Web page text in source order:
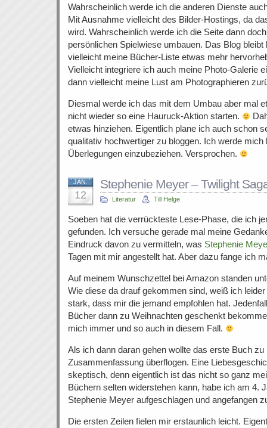
Wahrscheinlich werde ich die anderen Dienste
Mit Ausnahme vielleicht des Bilder-Hostings, da
wird. Wahrscheinlich werde ich die Seite dann
persönlichen Spielwiese umbauen. Das Blog
vielleicht meine Bücher-Liste etwas mehr
Vielleicht integriere ich auch meine Photo-Galerie
dann vielleicht meine Lust am Photographieren
Diesmal werde ich das mit dem Umbau aber mal
nicht wieder so eine Hauruck-Aktion starten.
etwas hinziehen. Eigentlich plane ich auch schon
qualitativ hochwertiger zu bloggen. Ich werde
Überlegungen einzubeziehen. Versprochen.
JAN.
12
Stephenie Meyer – Twilight
Literatur Till Helge
Soeben hat die verrückteste Lese-Phase, die ich
gefunden. Ich versuche gerade mal meine
Eindruck davon zu vermitteln, was Stephenie
Tagen mit mir angestellt hat. Aber dazu fange ich
Auf meinem Wunschzettel bei Amazon standen
Wie diese da drauf gekommen sind, weiß ich
stark, dass mir die jemand empfohlen hat.
Bücher dann zu Weihnachten geschenkt
mich immer und so auch in diesem Fall.
Als ich dann daran gehen wollte das erste Buch
Zusammenfassung überflogen. Eine
skeptisch, denn eigentlich ist das nicht so ganz
Büchern selten widerstehen kann, habe ich am 4.
Stephenie Meyer aufgeschlagen und angefangen
Die ersten Zeilen fielen mir erstaunlich leicht.